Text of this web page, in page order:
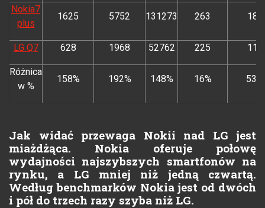
Nokia7
plus
1625 5752 131273 263 183
LG Q7 628 1968 52762 225 119
Różnica
w %
158% 192% 148% 16% 53%
Jak widać przewaga Nokii nad LG jest
miażdżąca. Nokia oferuje połowę
wydajności najszybszych smartfonów na
rynku, a LG mniej niż jedną czwartą.
Według benchmarków Nokia jest od dwóch
i pół do trzech razy szyba niż LG.